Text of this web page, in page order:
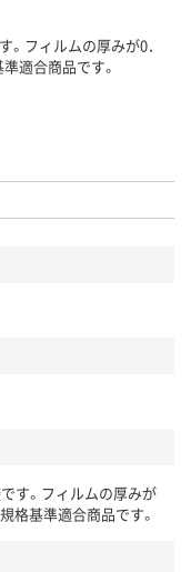
フィルムの厚みが0．
適合商品です。
す。フィルムの厚みが
格基準適合商品です。